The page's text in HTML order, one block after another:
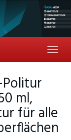
Politur
ml,
für alle